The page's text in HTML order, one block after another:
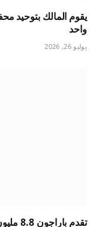
واحد
يوليو 26, 2026